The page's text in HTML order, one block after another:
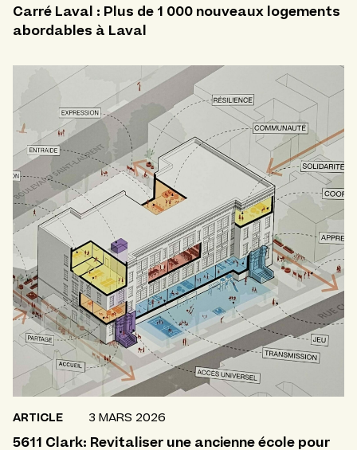
Carré Laval : Plus de 1 000 nouveaux logements
abordables à Laval
ARTICLE 3 MARS 2026
5611 Clark: Revitaliser une ancienne école pour